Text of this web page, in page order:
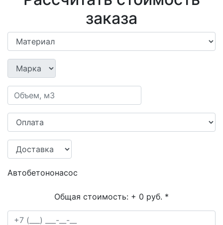
заказа
Автобетононасос
Общая стоимость: + 0 руб. *